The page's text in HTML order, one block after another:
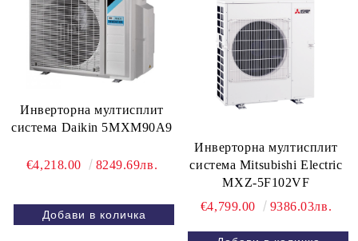
Инверторна мултисплит
система Daikin 5MXM90A9
€4,218.00 8249.69лв.
Инверторна мултисплит
система Mitsubishi Electric
MXZ-5F102VF
€4,799.00
9386.03лв.